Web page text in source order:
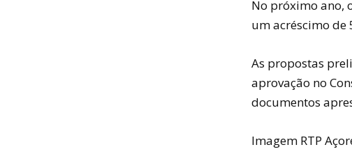
No próximo ano,
um acréscimo de
As propostas
aprovação no
documentos
Imagem RTP